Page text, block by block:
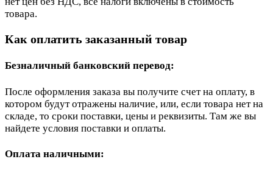
товара.
Как оплатить заказанный товар
Безналичный банковский перевод:
После оформления заказа вы получите счет на оплату, в
котором будут отражены наличие, или, если товара нет на
складе, то сроки поставки, цены и реквизиты. Там же вы
найдете условия поставки и оплаты.
Оплата наличными: